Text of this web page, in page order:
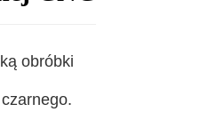
obróbki